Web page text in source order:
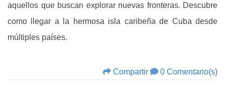
aquellos que buscan explorar nuevas fronteras. Descubre
como llegar a la hermosa isla caribeña de Cuba desde
múltiples países.
Compartir 0 Comentario(s)